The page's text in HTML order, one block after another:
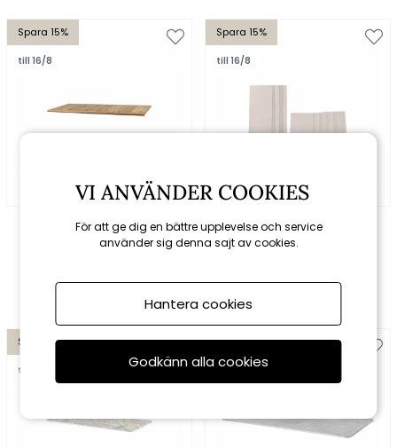
Spara 15%
till 16/8
Cane-line
Bordsskiva 130x72 cm -
5865 kr 6900 kr
Spara 15%
till 16/8
Cane-line
Bordsskiva 120x70 cm -
13090 kr 15400 kr
Spara 15%
till 16/8
Spara 15%
till 16/8
VI ANVÄNDER COOKIES
För att ge dig en bättre upplevelse och service
använder sig denna sajt av cookies.
Hantera cookies
Godkänn alla cookies